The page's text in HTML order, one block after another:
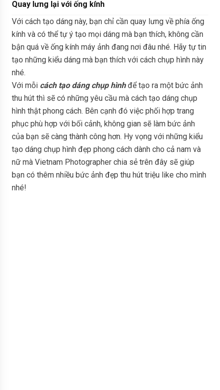
Quay lưng lại với ống kính
Với cách tạo dáng này, bạn chỉ cần quay lưng về phía ống
kính và có thể tự ý tạo mọi dáng mà bạn thích, không cần
bận quá về ống kính máy ảnh đang nơi đâu nhé. Hãy tự tin
tạo những kiểu dáng mà bạn thích với cách chụp hình này
nhé.
Với mỗi cách tạo dáng chụp hìnhđể tạo ra một bức ảnh
thu hút thì sẽ có những yêu cầu mà cách tạo dáng chụp
hình thật phong cách. Bên cạnh đó việc phối hợp trang
phục phù hợp với bối cảnh, không gian sẽ làm bức ảnh
của bạn sẽ càng thành công hơn. Hy vọng với những kiểu
tạo dáng chụp hình đẹp phong cách dành cho cả nam và
nữ mà Vietnam Photographer chia sẻ trên đây sẽ giúp
bạn có thêm nhiều bức ảnh đẹp thu hút triệu like cho mình
nhé!